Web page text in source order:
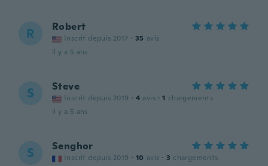
R Robert
Inscrit depuis 2017 · 35 avis
il y a 5 ans
S Steve
Inscrit depuis 2019 · 4 avis · 1 chargements
il y a 5 ans
S Senghor
Inscrit depuis 2019 · 10 avis · 3 chargements